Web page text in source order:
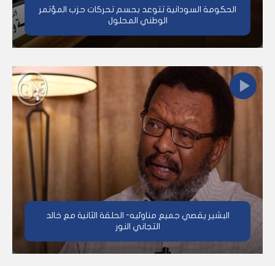
الحكومة السودانية تتوعد بحسم تحركات حزب المؤتمر
الوطني المحلول
البشير يقصي جميع مناوئيه- الحلقة الثانية مع خالد
التجاني النور